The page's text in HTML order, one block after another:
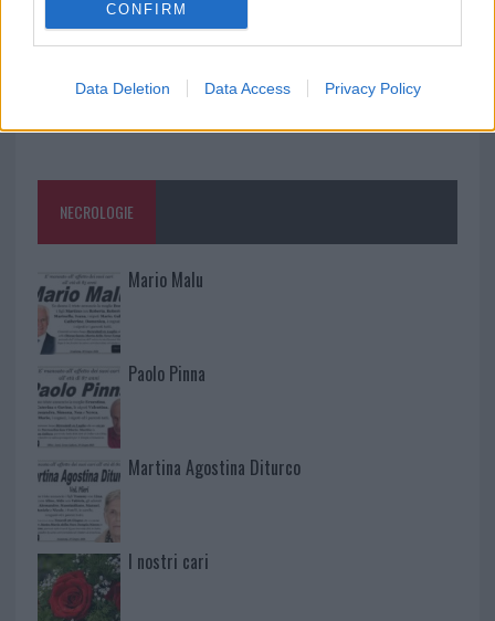
CONFIRM
Data Deletion Data Access Privacy Policy
NECROLOGIE
Mario Malu
Paolo Pinna
Martina Agostina Diturco
I nostri cari